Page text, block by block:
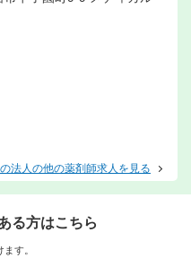
法人の他の薬剤師求人を見る
る方はこちら
す。